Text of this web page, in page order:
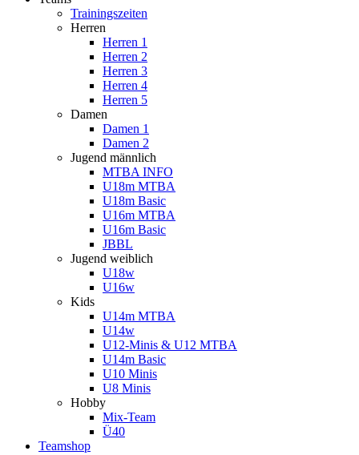
Trainingszeiten
Herren
Herren 1
Herren 2
Herren 3
Herren 4
Herren 5
Damen
Damen 1
Damen 2
Jugend männlich
MTBA INFO
U18m MTBA
U18m Basic
U16m MTBA
U16m Basic
JBBL
Jugend weiblich
U18w
U16w
Kids
U14m MTBA
U14w
U12-Minis & U12 MTBA
U14m Basic
U10 Minis
U8 Minis
Hobby
Mix-Team
Ü40
Teamshop